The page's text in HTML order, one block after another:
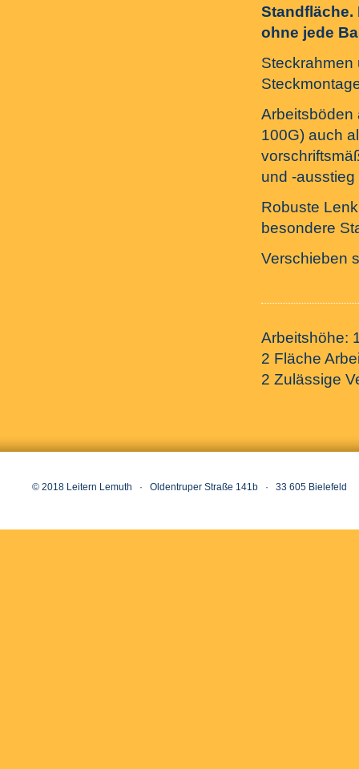
Standfläche.
ohne jede
Steckrahmen
Arbeitsböden
100G) auch
und -
Robuste
besondere
Verschieben
Arbeitshöhe:
2 Fläche
2 Zulässige
© 2018 Leitern Lemuth · Oldentruper Straße 141b · 33 605 Bielefeld